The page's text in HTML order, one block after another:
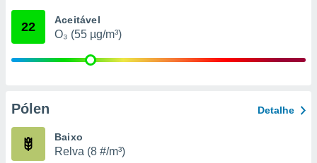
através
estudos
22 Aceitável
O₃ (55 µg/m³)
Pólen Detalhe
Baixo
Relva (8 #/m³)